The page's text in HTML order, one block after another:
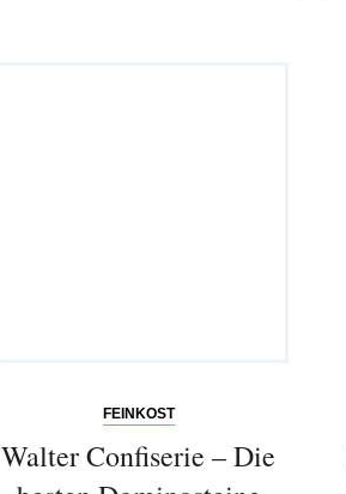
FEINKOST
Walter Confiserie – Die